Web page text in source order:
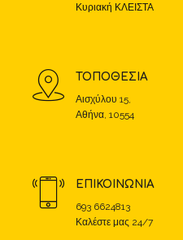
Κυριακή ΚΛΕΙΣΤΑ
ΤΟΠΟΘΕΣΙΑ
Αισχύλου 15,
Αθήνα, 10554
ΕΠΙΚΟΙΝΩΝΙΑ
693 6624813
Καλέστε μας 24/7